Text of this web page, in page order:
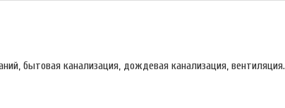
бытовая канализация, дождевая канализация, вентиляция.